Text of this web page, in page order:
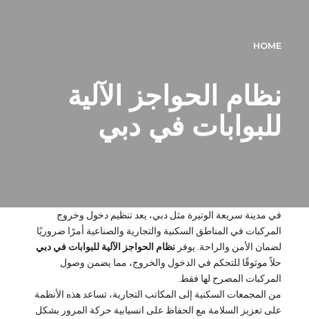
HOME
نظام الحواجز الآلية
للبوابات في دبي
في مدينة سريعة الوتيرة مثل دبي، يعد تنظيم دخول وخروج
المركبات في المناطق السكنية والتجارية والصناعية أمرًا ضروريًا
لضمان الأمن والراحة. يوفر نظام الحواجز الآلية للبوابات في دبي
حلاً موثوقًا للتحكم في الدخول والخروج، مما يضمن وصول
المركبات المصرح لها فقط.
من المجمعات السكنية إلى المكاتب التجارية، تساعد هذه الأنظمة
على تعزيز السلامة مع الحفاظ على انسيابية حركة المرور بشكل